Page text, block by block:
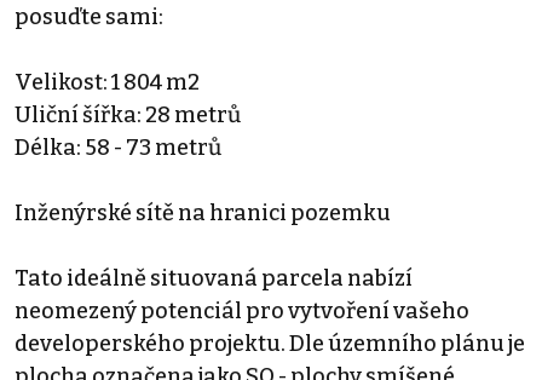
posuďte sami:
Velikost: 1 804 m2
Uliční šířka: 28 metrů
Délka: 58 - 73 metrů
Inženýrské sítě na hranici pozemku
Tato ideálně situovaná parcela nabízí
neomezený potenciál pro vytvoření vašeho
developerského projektu. Dle územního plánu je